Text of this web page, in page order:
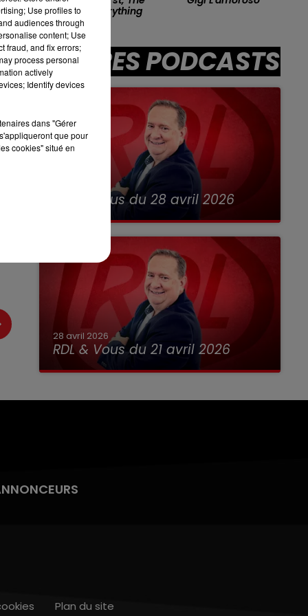
LES APRÈS-MIDI QUI CHANTENT
Last, My Everything
AUTRES PODCASTS
RDL & Vous du 28 avril 2026
28 avril 2026
RDL & Vous du 21 avril 2026
Plan du site
Use profiles to
audiences through
content; Use
fraud, and fix errors;
process personal
actively
Identify devices
dans "Gérer
que pour
cookies" situé en